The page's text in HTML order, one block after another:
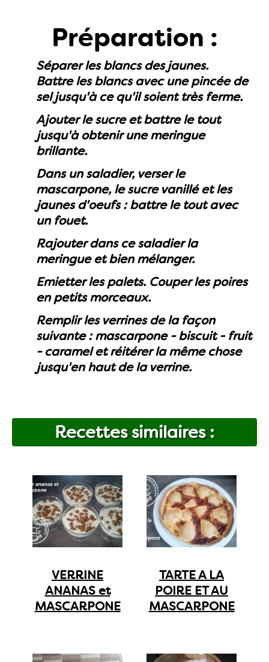
Préparation :
Séparer les blancs des jaunes.
Battre les blancs avec une pincée de
sel jusqu'à ce qu'il soient très ferme.
Ajouter le sucre et battre le tout
jusqu'à obtenir une meringue
brillante.
Dans un saladier, verser le
mascarpone, le sucre vanillé et les
jaunes d'oeufs : battre le tout avec
un fouet.
Rajouter dans ce saladier la
meringue et bien mélanger.
Emietter les palets. Couper les poires
en petits morceaux.
Remplir les verrines de la façon
suivante : mascarpone - biscuit - fruit
- caramel et réitérer la même chose
jusqu'en haut de la verrine.
Recettes similaires :
VERRINE
ANANAS et
MASCARPONE
TARTE A LA
POIRE ET AU
MASCARPONE